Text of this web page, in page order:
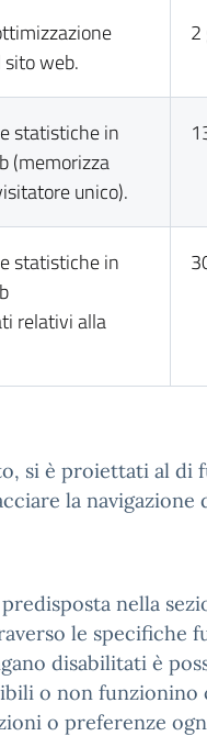
sito web.
2
statistiche in
(memorizza
unico).
statistiche in
relativi alla
si è proiettati al di
la navigazione
nella
le specifiche
disabilitati è
o non
o preferenze